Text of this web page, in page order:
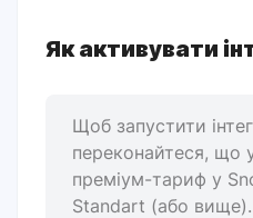
Як активувати
Щоб запустити
переконайтеся, що
преміум-тариф у
Standart (або вище).